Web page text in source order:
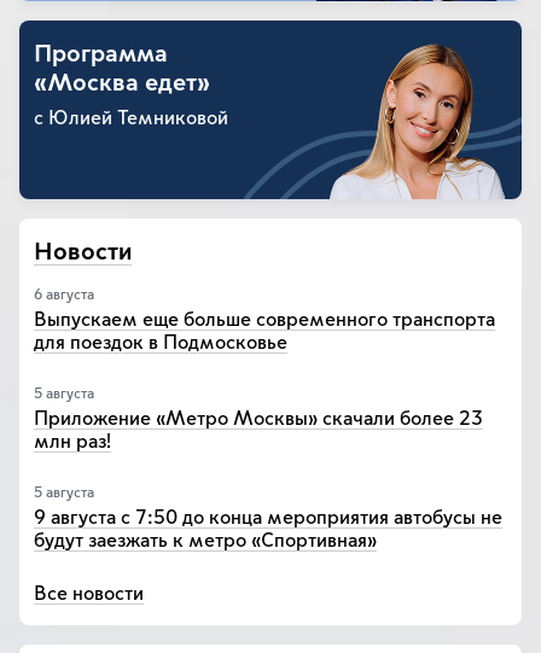
Программа
«Москва едет»
с Юлией Темниковой
Новости
6 августа
Выпускаем еще больше современного транспорта
для поездок в Подмосковье
5 августа
Приложение «Метро Москвы» скачали более 23
млн раз!
5 августа
9 августа с 7:50 до конца мероприятия автобусы не
будут заезжать к метро «Спортивная»
Все новости